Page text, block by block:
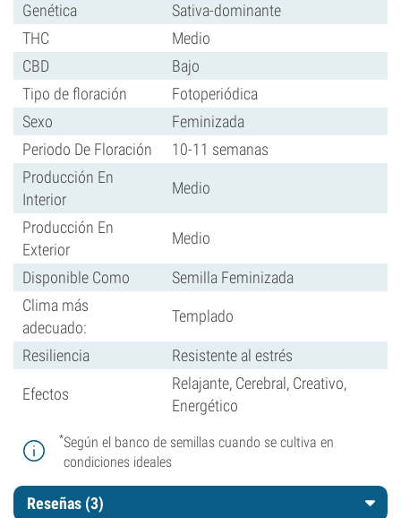
Genética
Sativa-dominante
THC
Medio
CBD
Bajo
Tipo de floración
Fotoperiódica
Sexo
Feminizada
Periodo De Floración
10-11 semanas
Producción En
Interior
Medio
Producción En
Exterior
Medio
Disponible Como
Semilla Feminizada
Clima más
adecuado:
Templado
Resiliencia Resistente al estrés
Efectos
Relajante, Cerebral, Creativo,
Energético
*Según el banco de semillas cuando se cultiva en
condiciones ideales
Reseñas (3)